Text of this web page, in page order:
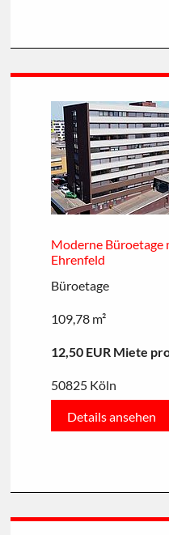
Moderne Büroetage
Ehrenfeld
Büroetage
109,78 m²
12,50 EUR Miete
50825 Köln
Details ansehen